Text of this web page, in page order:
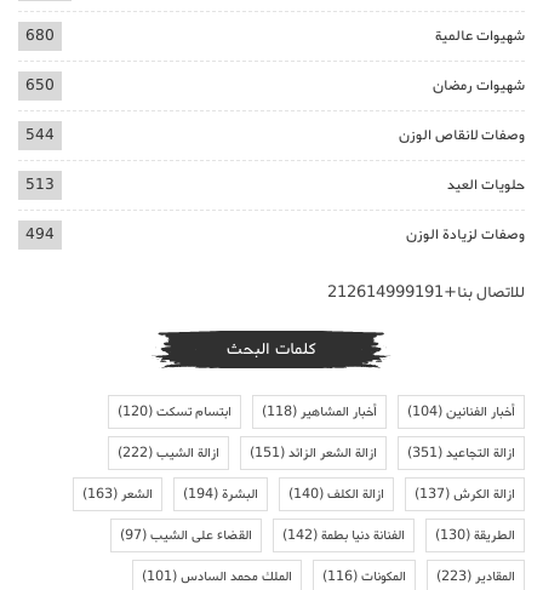
شهيوات عالمية 680
شهيوات رمضان 650
وصفات لانقاص الوزن 544
حلويات العيد 513
وصفات لزيادة الوزن 494
للاتصال بنا+212614999191
كلمات البحث
أخبار الفنانين(104) أخبار المشاهير(118) ابتسام تسكت(120)
ازالة التجاعيد(351) ازالة الشعر الزائد(151) ازالة الشيب(222)
ازالة الكرش(137) ازالة الكلف(140) البشرة(194) الشعر(163)
الطريقة(130) الفنانة دنيا بطمة(142) القضاء على الشيب(97)
المقادير(223) المكونات(116) الملك محمد السادس(101)